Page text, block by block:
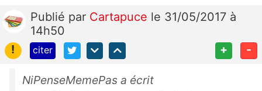
Publié par Cartapuce le 31/05/2017 à
14h50
!
citer + -
NiPenseMemePas a écrit